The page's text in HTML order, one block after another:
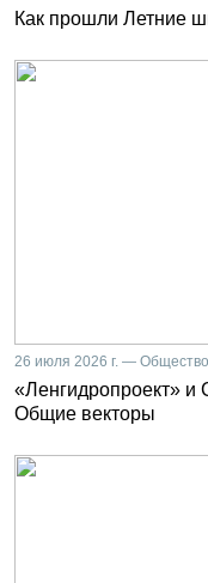
Как прошли Летние
26 июля 2026 г. — Общество
«Ленгидропроект» и
Общие векторы